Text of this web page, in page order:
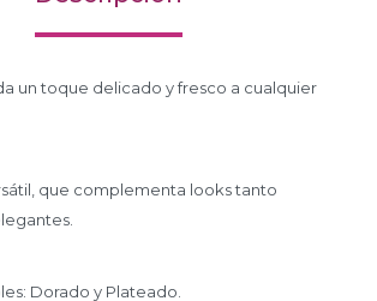
un toque delicado y fresco a cualquier
que complementa looks tanto
Dorado y Plateado.